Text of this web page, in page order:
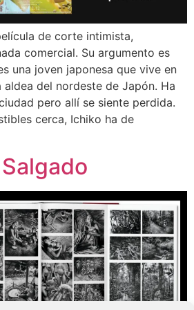
de corte intimista,
comercial. Su argumento es
una joven japonesa que vive en
aldea del nordeste de Japón. Ha
pero allí se siente perdida.
cerca, Ichiko ha de